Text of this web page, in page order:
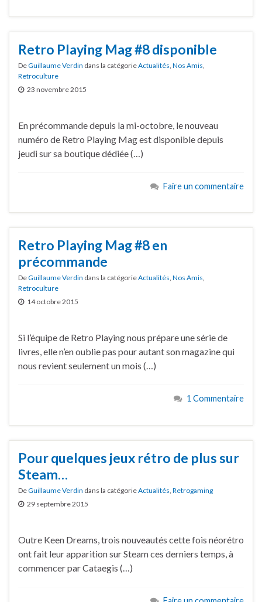
Retro Playing Mag #8 disponible
DeGuillaume Verdin dans la catégorieActualités Nos Amis
Retroculture
23 novembre 2015
En précommande depuis la mi-octobre, le nouveau
numéro de Retro Playing Mag est disponible depuis
jeudi sur sa boutique dédiée (…)
Faire un commentaire
Retro Playing Mag #8 en
précommande
DeGuillaume Verdin dans la catégorieActualités, Nos Amis,
Retroculture
14 octobre 2015
Si l’équipe de Retro Playing nous prépare une série de
livres, elle n’en oublie pas pour autant son magazine qui
nous revient seulement un mois (…)
1 Commentaire
Pour quelques jeux rétro de plus sur
Steam…
DeGuillaume Verdin dans la catégorieActualités Retrogaming
29 septembre 2015
Outre Keen Dreams, trois nouveautés cette fois néorétro
ont fait leur apparition sur Steam ces derniers temps, à
commencer par Cataegis (…)